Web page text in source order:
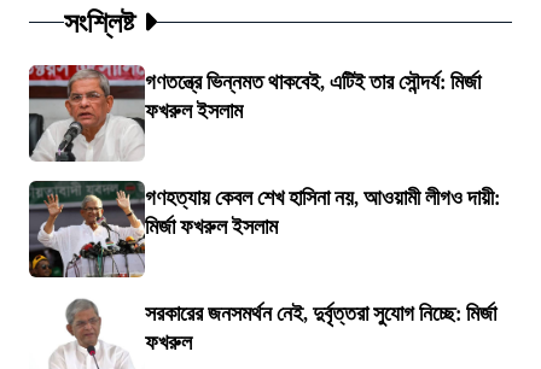
সংশ্লিষ্ট
গণতন্ত্রে ভিন্নমত থাকবেই, এটিই তার সৌন্দর্য: মির্জা
ফখরুল ইসলাম
গণহত্যায় কেবল শেখ হাসিনা নয়, আওয়ামী লীগও দায়ী:
মির্জা ফখরুল ইসলাম
সরকারের জনসমর্থন নেই, দুর্বৃত্তরা সুযোগ নিচ্ছে: মির্জা
ফখরুল